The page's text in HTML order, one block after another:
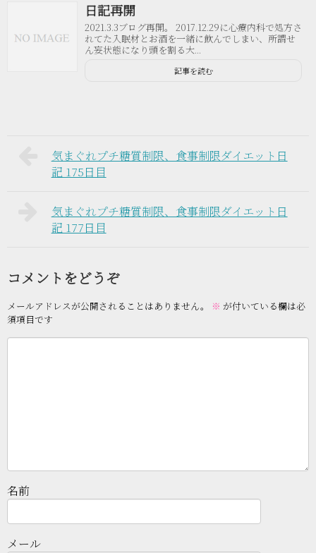
日記再開
2021.3.3ブログ再開。 2017.12.29に心療内科で処方さ
れてた入眠材とお酒を一緒に飲んでしまい、所謂せ
ん妄状態になり頭を割る大...
記事を読む
気まぐれプチ糖質制限、食事制限ダイエット日
記 175日目
気まぐれプチ糖質制限、食事制限ダイエット日
記 177日目
コメントをどうぞ
メールアドレスが公開されることはありません。 ※ が付いている欄は必
須項目です
名前
メール